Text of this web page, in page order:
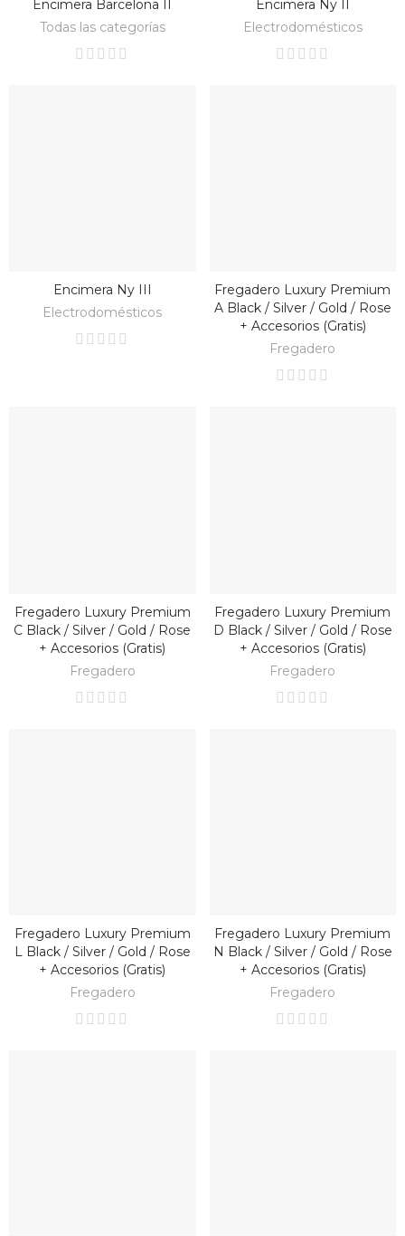
BAJO PEDIDO
Encimera Barcelona II
Todas las categorías
BAJO PEDIDO
Encimera Ny II
Electrodomésticos
BAJO PEDIDO
Encimera Ny III
Electrodomésticos
BAJO PEDIDO
Fregadero Luxury Premium
A Black / Silver / Gold / Rose
+ Accesorios (gratis)
Fregadero
BAJO PEDIDO
Fregadero Luxury Premium
C Black / Silver / Gold / Rose
+ Accesorios (gratis)
Fregadero
BAJO PEDIDO
Fregadero Luxury Premium
D Black / Silver / Gold / Rose
+ Accesorios (gratis)
Fregadero
BAJO PEDIDO
Fregadero Luxury Premium
L Black / Silver / Gold / Rose
+ Accesorios (gratis)
Fregadero
BAJO PEDIDO
Fregadero Luxury Premium
N Black / Silver / Gold / Rose
+ Accesorios (gratis)
Fregadero